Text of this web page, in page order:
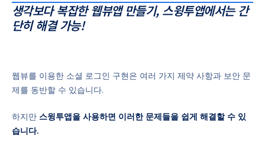
생각보다 복잡한 웹뷰앱 만들기, 스윙투앱에서는 간
단히 해결 가능!
웹뷰를 이용한 소셜 로그인 구현은 여러 가지 제약 사항과 보안 문
제를 동반할 수 있습니다.
하지만 스윙투앱을 사용하면 이러한 문제들을 쉽게 해결할 수 있
습니다.